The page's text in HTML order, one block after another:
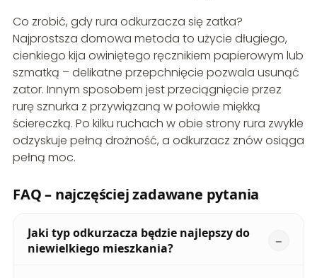
Co zrobić, gdy rura odkurzacza się zatka?
Najprostsza domowa metoda to użycie długiego,
cienkiego kija owiniętego ręcznikiem papierowym lub
szmatką – delikatne przepchnięcie pozwala usunąć
zator. Innym sposobem jest przeciągnięcie przez
rurę sznurka z przywiązaną w połowie miękką
ściereczką. Po kilku ruchach w obie strony rura zwykle
odzyskuje pełną drożność, a odkurzacz znów osiąga
pełną moc.
FAQ – najczęściej zadawane pytania
Jaki typ odkurzacza będzie najlepszy do
niewielkiego mieszkania?